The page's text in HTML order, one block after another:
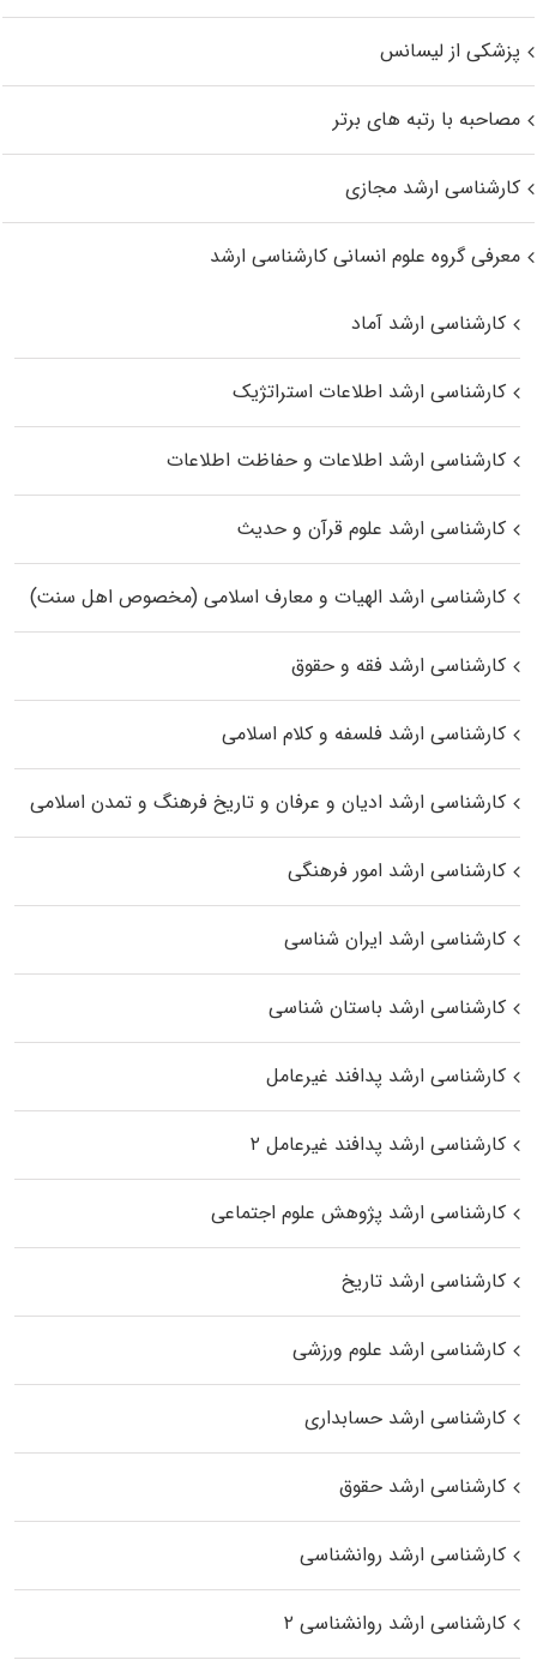
پزشکی از لیسانس
مصاحبه با رتبه های برتر
کارشناسی ارشد مجازی
معرفی گروه علوم انسانی کارشناسی ارشد
کارشناسی ارشد آماد
کارشناسی ارشد اطلاعات استراتژیک
کارشناسی ارشد اطلاعات و حفاظت اطلاعات
کارشناسی ارشد علوم قرآن و حدیث
کارشناسی ارشد الهیات و معارف اسلامی (مخصوص اهل سنت)
کارشناسی ارشد فقه و حقوق
کارشناسی ارشد فلسفه و کلام اسلامی
کارشناسی ارشد ادیان و عرفان و تاریخ فرهنگ و تمدن اسلامی
کارشناسی ارشد امور فرهنگی
کارشناسی ارشد ایران شناسی
کارشناسی ارشد باستان شناسی
کارشناسی ارشد پدافند غیرعامل
کارشناسی ارشد پدافند غیرعامل ۲
کارشناسی ارشد پژوهش علوم اجتماعی
کارشناسی ارشد تاریخ
کارشناسی ارشد علوم ورزشی
کارشناسی ارشد حسابداری
کارشناسی ارشد حقوق
کارشناسی ارشد روانشناسی
کارشناسی ارشد روانشناسی ۲